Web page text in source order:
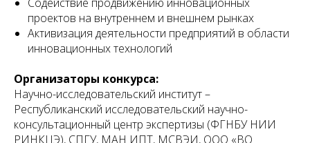
проектов на внутреннем и внешнем рынках
Активизация деятельности предприятий в области
инновационных технологий
Организаторы конкурса:
Научно-исследовательский институт –
Республиканский исследовательский научно-
консультационный центр экспертизы (ФГНБУ НИИ
РИНКЦЭ), СПГУ, МАН ИПТ, МСВЭИ, ООО «ВО